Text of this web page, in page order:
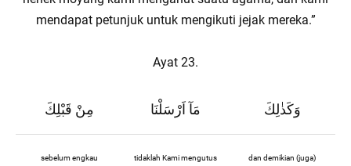
mendapat petunjuk untuk mengikuti jejak mereka.”
Ayat 23.
مِنْ قَبْلِكَ مَآ اَرْسَلْنَا وَكَذٰلِكَ
sebelum engkau tidaklah Kami mengutus dan demikian (juga)